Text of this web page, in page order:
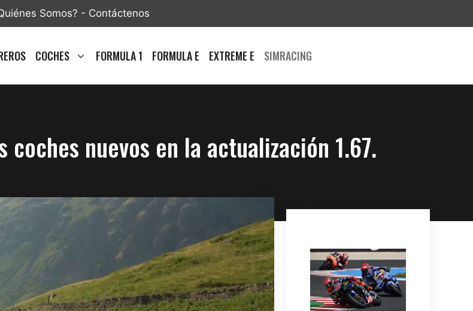
Somos? - Contáctenos
COCHES FORMULA 1 FORMULA E EXTREME E SIMRACING
coches nuevos en la actualización 1.67.